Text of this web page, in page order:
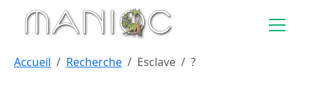
Aller au contenu principal
Accueil Recherche Esclave ?